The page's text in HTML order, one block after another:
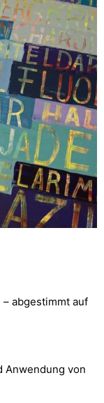
abgestimmt auf
Anwendung von